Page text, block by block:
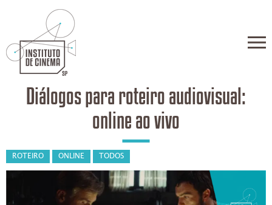
Diálogos para roteiro audiovisual:
online ao vivo
ROTEIRO ONLINE TODOS